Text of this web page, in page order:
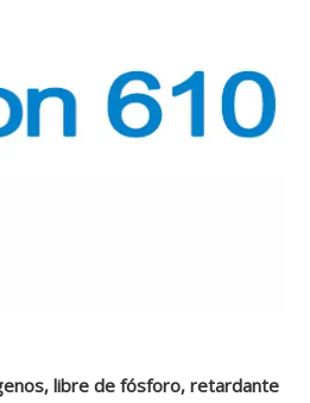
libre de fósforo, retardante